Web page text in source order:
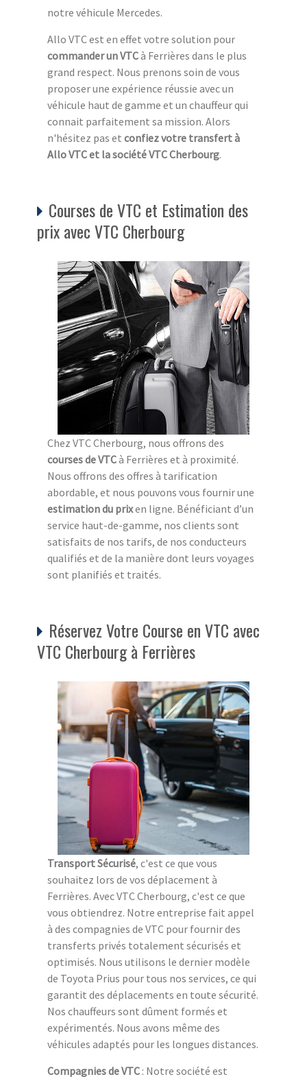
notre véhicule Mercedes.
Allo VTC est en effet votre solution pour
commander un VTCà Ferrières dans le plus
grand respect. Nous prenons soin de vous
proposer une expérience réussie avec un
véhicule haut de gamme et un chauffeur qui
connait parfaitement sa mission. Alors
n'hésitez pas et confiez votre transfert à
Allo VTC et la société VTC Cherbourg.
Courses de VTC et Estimation des
prix avec VTC Cherbourg
Chez VTC Cherbourg, nous offrons des
courses de VTCà Ferrières et à proximité.
Nous offrons des offres à tarification
abordable, et nous pouvons vous fournir une
estimation du prixen ligne. Bénéficiant d’un
service haut-de-gamme, nos clients sont
satisfaits de nos tarifs, de nos conducteurs
qualifiés et de la manière dont leurs voyages
sont planifiés et traités.
Réservez Votre Course en VTC avec
VTC Cherbourg à Ferrières
Transport Sécurisé, c'est ce que vous
souhaitez lors de vos déplacement à
Ferrières. Avec VTC Cherbourg, c'est ce que
vous obtiendrez. Notre entreprise fait appel
à des compagnies de VTC pour fournir des
transferts privés totalement sécurisés et
optimisés. Nous utilisons le dernier modèle
de Toyota Prius pour tous nos services, ce qui
garantit des déplacements en toute sécurité.
Nos chauffeurs sont dûment formés et
expérimentés. Nous avons même des
véhicules adaptés pour les longues distances.
Compagnies de VTC : Notre société est